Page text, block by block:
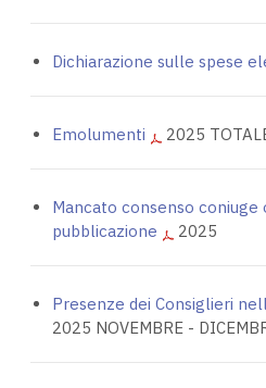
Dichiarazione sulle spese
Emolumenti 2025
Mancato consenso
pubblicazione
2025
Presenze dei Consiglieri
2025 NOVEMBRE -